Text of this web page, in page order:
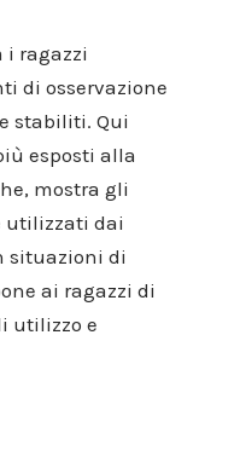
i ragazzi
di osservazione
stabiliti. Qui
esposti alla
mostra gli
dai
situazioni di
ai ragazzi di
utilizzo e